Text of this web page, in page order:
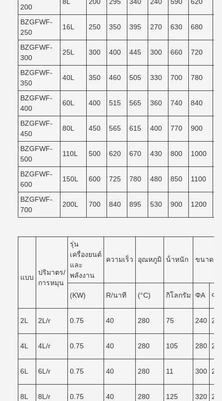
200
BZGFWF-
250
16L 250 350 395 270 630 680
BZGFWF-
300
25L 300 400 445 300 660 720
BZGFWF-
350
40L 350 460 505 330 700 780
BZGFWF-
400
60L 400 515 565 360 740 840
BZGFWF-
450
80L 450 565 615 400 770 900
BZGFWF-
500
110L 500 620 670 430 800 1000
BZGFWF-
600
150L 600 725 780 480 850 1100
BZGFWF-
700
200L 700 840 895 530 900 1200
แบบ
ปริมาตร/
การหมุน
รุ่น
เครื่องยนต์
และ
พลังงาน
ความเร็ว อุณหภูมิ น้ําหนัก ขนาดข
(KW) R/นาที (°C) กิโลกรัม ΦA ΦB
2L 2L/r 0.75 40 280 75 240
4L 4L/r 0.75 40 280 105 280
6L 6L/r 0.75 40 280 11 300
8L 8L/r 0.75 40 280 125 320